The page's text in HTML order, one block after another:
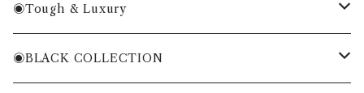
ACC
WOMENS
MENS
WOMENS
◉Tough & Luxury
・Cordura Eco Collection
◉BLACK COLLECTION